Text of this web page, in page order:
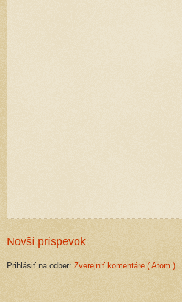
Novší príspevok
Prihlásiť na odber: Zverejniť komentáre ( Atom )